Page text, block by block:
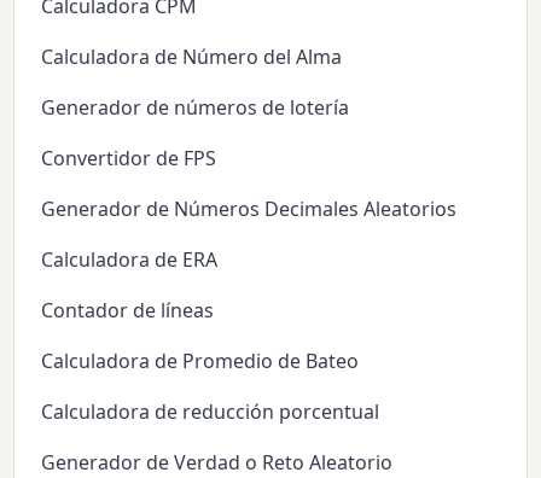
Calculadora CPM
Calculadora de Número del Alma
Generador de números de lotería
Convertidor de FPS
Generador de Números Decimales Aleatorios
Calculadora de ERA
Contador de líneas
Calculadora de Promedio de Bateo
Calculadora de reducción porcentual
Generador de Verdad o Reto Aleatorio